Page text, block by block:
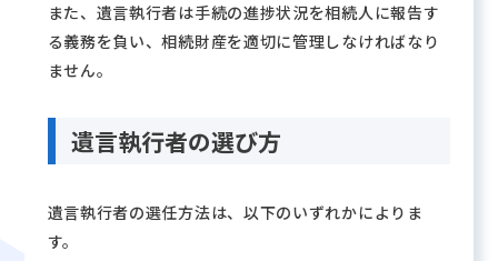
また、遺言執行者は手続の進捗状況を相続人に報告す
る義務を負い、相続財産を適切に管理しなければなり
ません。
遺言執行者の選び方
遺言執行者の選任方法は、以下のいずれかによりま
す。